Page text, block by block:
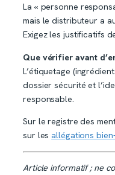
La « personne
mais le distributeur a
Exigez les justificatifs
Que vérifier avant
L’étiquetage
dossier sécurité et
responsable.
Sur le registre des
sur les allégations
Article informatif ; ne